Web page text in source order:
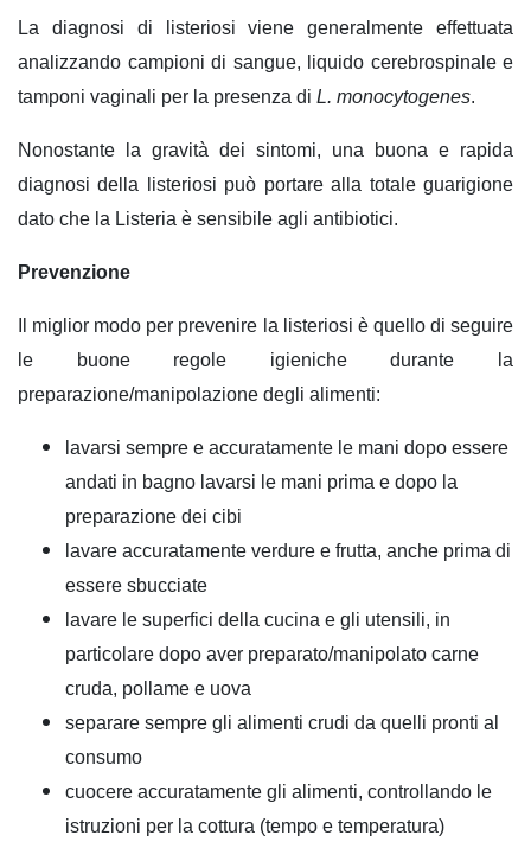
La diagnosi di listeriosi viene generalmente effettuata
analizzando campioni di sangue, liquido cerebrospinale e
tamponi vaginali per la presenza di L. monocytogenes.
Nonostante la gravità dei sintomi, una buona e rapida
diagnosi della listeriosi può portare alla totale guarigione
dato che la Listeria è sensibile agli antibiotici.
Prevenzione
Il miglior modo per prevenire la listeriosi è quello di seguire
le buone regole igieniche durante la
preparazione/manipolazione degli alimenti:
lavarsi sempre e accuratamente le mani dopo essere
andati in bagno lavarsi le mani prima e dopo la
preparazione dei cibi
lavare accuratamente verdure e frutta, anche prima di
essere sbucciate
lavare le superfici della cucina e gli utensili, in
particolare dopo aver preparato/manipolato carne
cruda, pollame e uova
separare sempre gli alimenti crudi da quelli pronti al
consumo
cuocere accuratamente gli alimenti, controllando le
istruzioni per la cottura (tempo e temperatura)